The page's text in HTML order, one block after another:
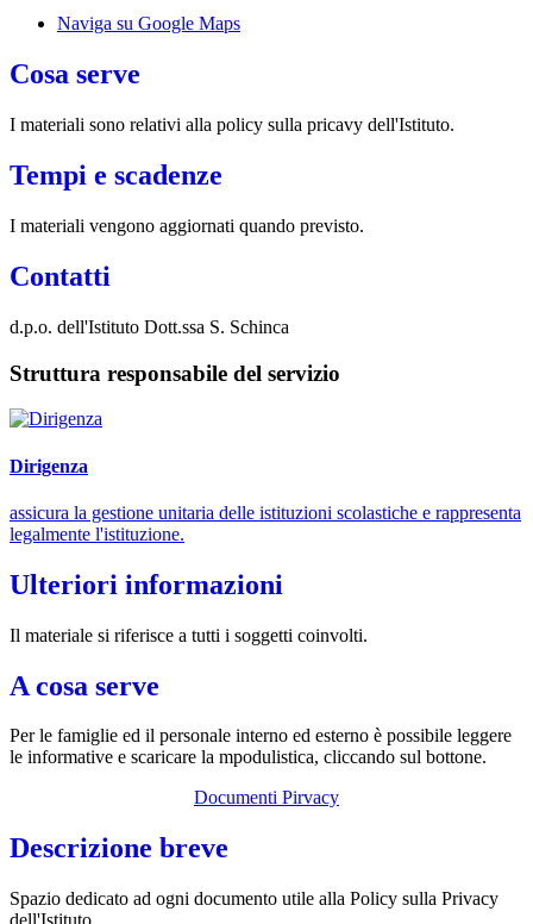
Naviga su Google Maps
Cosa serve
I materiali sono relativi alla policy sulla pricavy dell'Istituto.
Tempi e scadenze
I materiali vengono aggiornati quando previsto.
Contatti
d.p.o. dell'Istituto Dott.ssa S. Schinca
Struttura responsabile del servizio
Dirigenza
assicura la gestione unitaria delle istituzioni scolastiche e rappresenta
legalmente l'istituzione.
Ulteriori informazioni
Il materiale si riferisce a tutti i soggetti coinvolti.
A cosa serve
Per le famiglie ed il personale interno ed esterno è possibile leggere
le informative e scaricare la mpodulistica, cliccando sul bottone.
Documenti Pirvacy
Descrizione breve
Spazio dedicato ad ogni documento utile alla Policy sulla Privacy